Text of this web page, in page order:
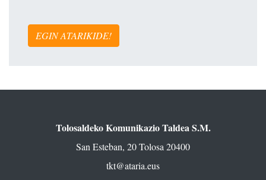
EGIN ATARIKIDE!
Tolosaldeko Komunikazio Taldea S.M.
San Esteban, 20 Tolosa 20400
tkt@ataria.eus